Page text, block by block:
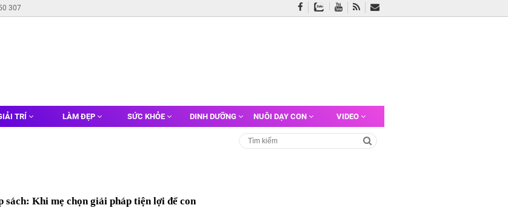
307
TRÍ LÀM ĐẸP SỨC KHỎE DINH DƯỠNG NUÔI DẠY CON VIDEO
sách: Khi mẹ chọn giải pháp tiện lợi để con